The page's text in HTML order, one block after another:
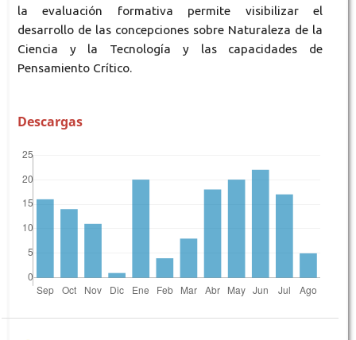
la evaluación formativa permite visibilizar el
desarrollo de las concepciones sobre Naturaleza de la
Ciencia y la Tecnología y las capacidades de
Pensamiento Crítico.
Descargas